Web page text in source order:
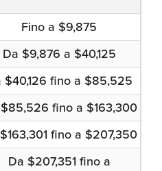
Fino a $9,875
Da $9,876 a $40,125
$40,126 fino a $85,525
fino a $163,300
fino a $207,350
Da $207,351 fino a